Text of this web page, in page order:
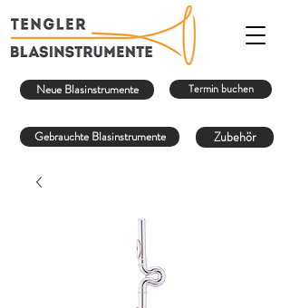
Gebrauchte Blasinstrumente Zubehör
Termin buchen
Neue Blasinstrumente